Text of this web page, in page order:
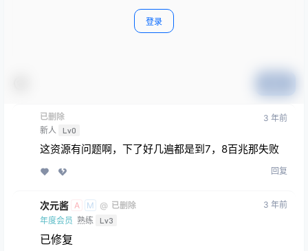
登录
已删除
新人 Lv0
3 年前
这资源有问题啊，下了好几遍都是到7，8百兆那失败
回复
次元酱 A M @ 已删除
年度会员 熟练 Lv3
3 年前
已修复